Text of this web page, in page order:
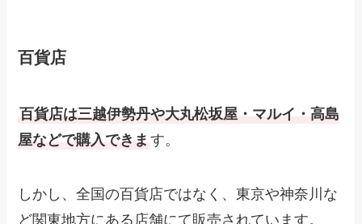
百貨店
百貨店は三越伊勢丹や大丸松坂屋・マルイ・高島
屋などで購入できま す。
しかし、全国の百貨店ではなく、東京や神奈川な
ど関東地方にある店舗にて販売されています。